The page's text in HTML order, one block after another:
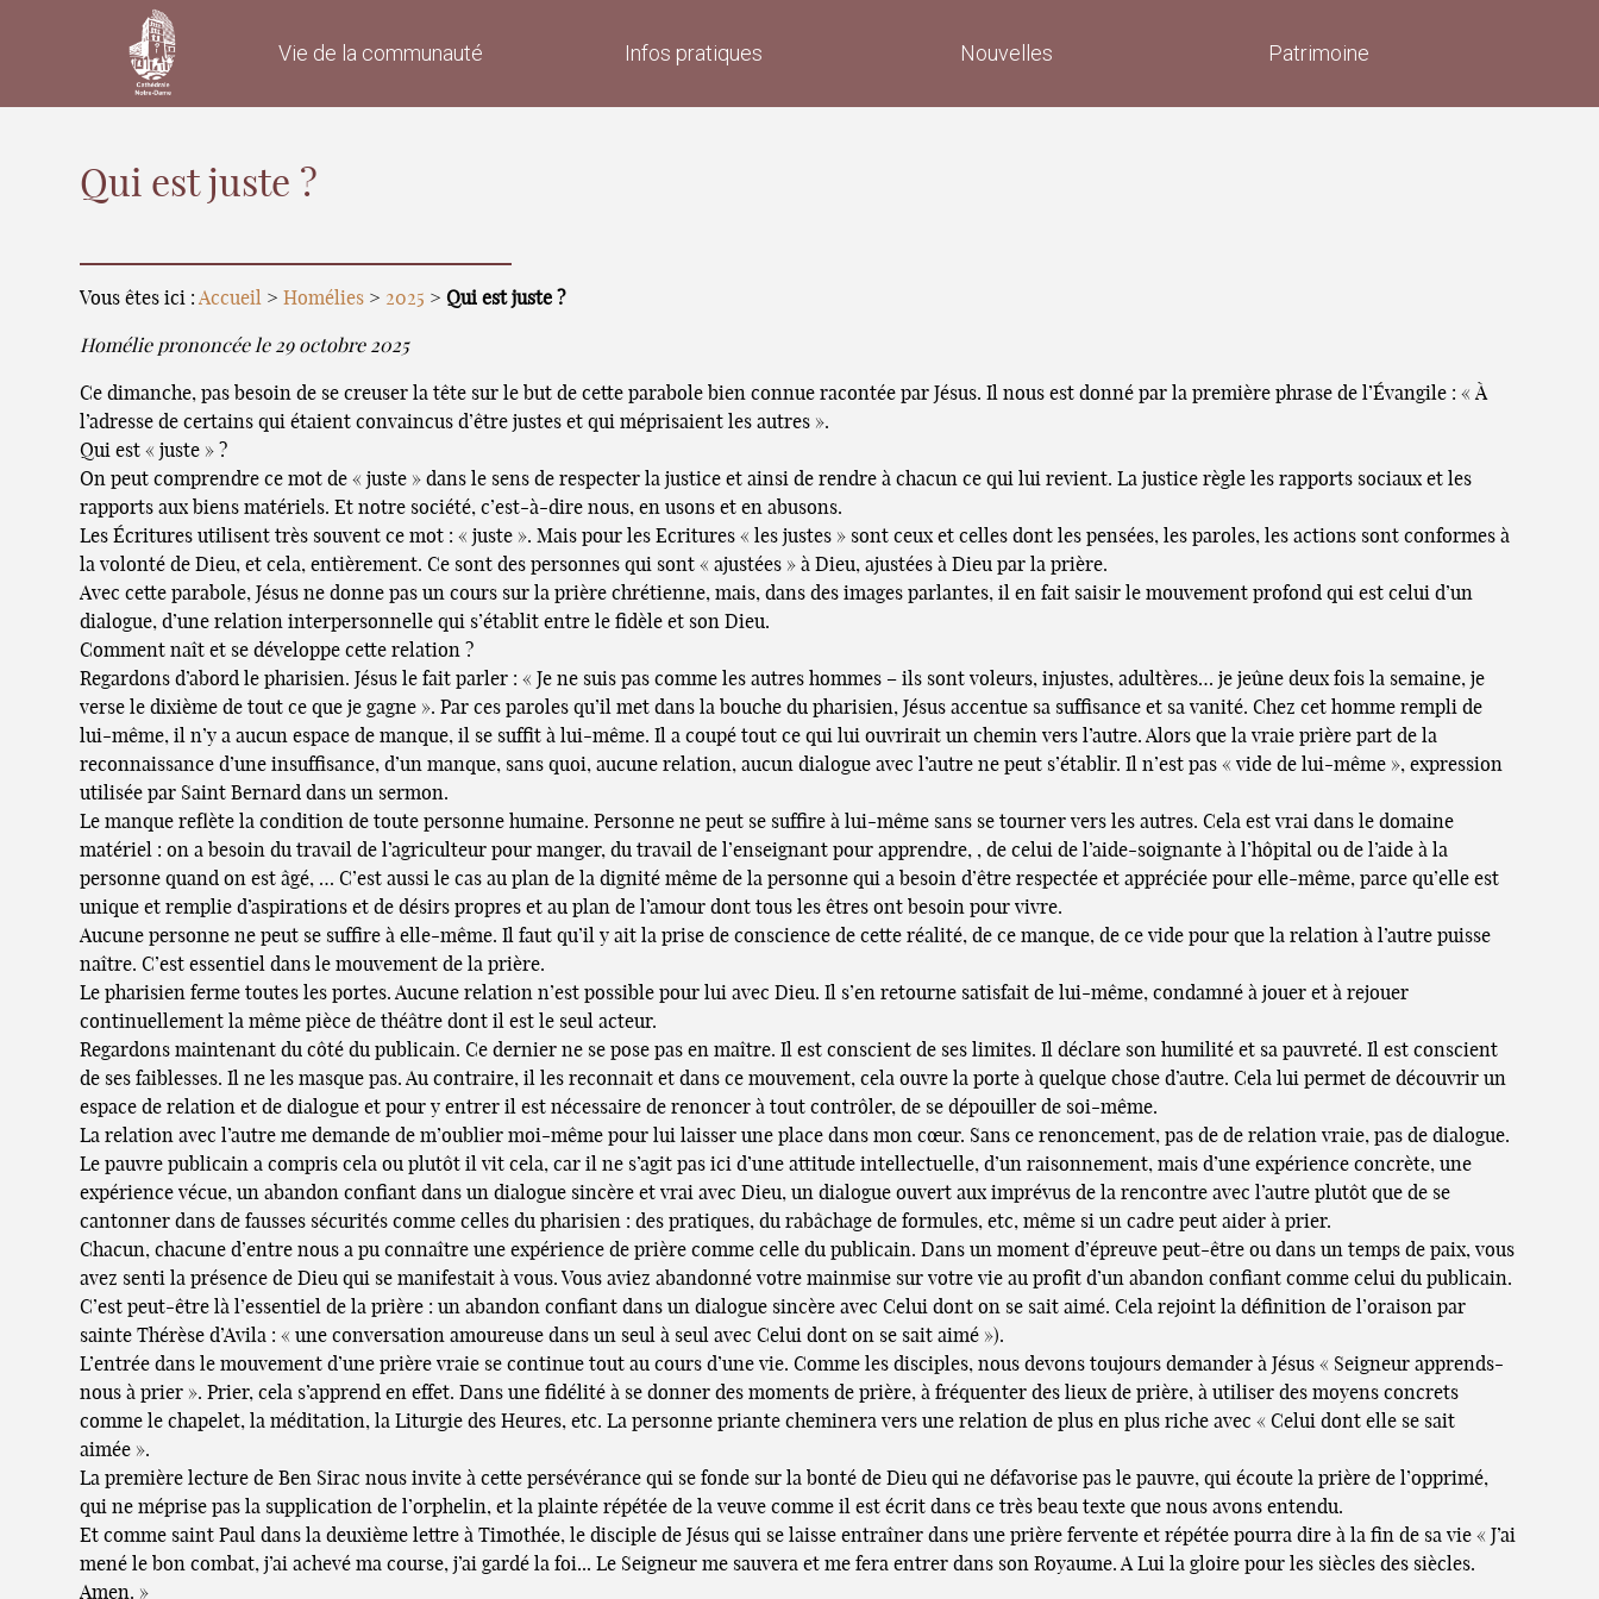
Vie de la communauté Infos pratiques Nouvelles Patrimoine
Qui est juste ?
Vous êtes ici :Accueil > Homélies > 2025 >Qui est juste ?
Homélie prononcée le 29 octobre 2025
Ce dimanche, pas besoin de se creuser la tête sur le but de cette parabole bien connue racontée par Jésus. Il nous est donné par la première phrase de l’Évangile : « À
l’adresse de certains qui étaient convaincus d’être justes et qui méprisaient les autres ».
Qui est « juste » ?
On peut comprendre ce mot de « juste » dans le sens de respecter la justice et ainsi de rendre à chacun ce qui lui revient. La justice règle les rapports sociaux et les
rapports aux biens matériels. Et notre société, c’est-à-dire nous, en usons et en abusons.
Les Écritures utilisent très souvent ce mot : « juste ». Mais pour les Ecritures « les justes » sont ceux et celles dont les pensées, les paroles, les actions sont conformes à
la volonté de Dieu, et cela, entièrement. Ce sont des personnes qui sont « ajustées » à Dieu, ajustées à Dieu par la prière.
Avec cette parabole, Jésus ne donne pas un cours sur la prière chrétienne, mais, dans des images parlantes, il en fait saisir le mouvement profond qui est celui d’un
dialogue, d’une relation interpersonnelle qui s’établit entre le fidèle et son Dieu.
Comment naît et se développe cette relation ?
Regardons d’abord le pharisien. Jésus le fait parler : « Je ne suis pas comme les autres hommes – ils sont voleurs, injustes, adultères… je jeûne deux fois la semaine, je
verse le dixième de tout ce que je gagne ». Par ces paroles qu’il met dans la bouche du pharisien, Jésus accentue sa suffisance et sa vanité. Chez cet homme rempli de
lui-même, il n’y a aucun espace de manque, il se suffit à lui-même. Il a coupé tout ce qui lui ouvrirait un chemin vers l’autre. Alors que la vraie prière part de la
reconnaissance d’une insuffisance, d’un manque, sans quoi, aucune relation, aucun dialogue avec l’autre ne peut s’établir. Il n’est pas « vide de lui-même », expression
utilisée par Saint Bernard dans un sermon.
Le manque reflète la condition de toute personne humaine. Personne ne peut se suffire à lui-même sans se tourner vers les autres. Cela est vrai dans le domaine
matériel : on a besoin du travail de l’agriculteur pour manger, du travail de l’enseignant pour apprendre, , de celui de l’aide-soignante à l’hôpital ou de l’aide à la
personne quand on est âgé, … C’est aussi le cas au plan de la dignité même de la personne qui a besoin d’être respectée et appréciée pour elle-même, parce qu’elle est
unique et remplie d’aspirations et de désirs propres et au plan de l’amour dont tous les êtres ont besoin pour vivre.
Aucune personne ne peut se suffire à elle-même. Il faut qu’il y ait la prise de conscience de cette réalité, de ce manque, de ce vide pour que la relation à l’autre puisse
naître. C’est essentiel dans le mouvement de la prière.
Le pharisien ferme toutes les portes. Aucune relation n’est possible pour lui avec Dieu. Il s’en retourne satisfait de lui-même, condamné à jouer et à rejouer
continuellement la même pièce de théâtre dont il est le seul acteur.
Regardons maintenant du côté du publicain. Ce dernier ne se pose pas en maître. Il est conscient de ses limites. Il déclare son humilité et sa pauvreté. Il est conscient
de ses faiblesses. Il ne les masque pas. Au contraire, il les reconnait et dans ce mouvement, cela ouvre la porte à quelque chose d’autre. Cela lui permet de découvrir un
espace de relation et de dialogue et pour y entrer il est nécessaire de renoncer à tout contrôler, de se dépouiller de soi-même.
La relation avec l’autre me demande de m’oublier moi-même pour lui laisser une place dans mon cœur. Sans ce renoncement, pas de de relation vraie, pas de dialogue.
Le pauvre publicain a compris cela ou plutôt il vit cela, car il ne s’agit pas ici d’une attitude intellectuelle, d’un raisonnement, mais d’une expérience concrète, une
expérience vécue, un abandon confiant dans un dialogue sincère et vrai avec Dieu, un dialogue ouvert aux imprévus de la rencontre avec l’autre plutôt que de se
cantonner dans de fausses sécurités comme celles du pharisien : des pratiques, du rabâchage de formules, etc, même si un cadre peut aider à prier.
Chacun, chacune d’entre nous a pu connaître une expérience de prière comme celle du publicain. Dans un moment d’épreuve peut-être ou dans un temps de paix, vous
avez senti la présence de Dieu qui se manifestait à vous. Vous aviez abandonné votre mainmise sur votre vie au profit d’un abandon confiant comme celui du publicain.
C’est peut-être là l’essentiel de la prière : un abandon confiant dans un dialogue sincère avec Celui dont on se sait aimé. Cela rejoint la définition de l’oraison par
sainte Thérèse d’Avila : « une conversation amoureuse dans un seul à seul avec Celui dont on se sait aimé »).
L’entrée dans le mouvement d’une prière vraie se continue tout au cours d’une vie. Comme les disciples, nous devons toujours demander à Jésus « Seigneur apprends-
nous à prier ». Prier, cela s’apprend en effet. Dans une fidélité à se donner des moments de prière, à fréquenter des lieux de prière, à utiliser des moyens concrets
comme le chapelet, la méditation, la Liturgie des Heures, etc. La personne priante cheminera vers une relation de plus en plus riche avec « Celui dont elle se sait
aimée ».
La première lecture de Ben Sirac nous invite à cette persévérance qui se fonde sur la bonté de Dieu qui ne défavorise pas le pauvre, qui écoute la prière de l’opprimé,
qui ne méprise pas la supplication de l’orphelin, et la plainte répétée de la veuve comme il est écrit dans ce très beau texte que nous avons entendu.
Et comme saint Paul dans la deuxième lettre à Timothée, le disciple de Jésus qui se laisse entraîner dans une prière fervente et répétée pourra dire à la fin de sa vie « J’ai
mené le bon combat, j’ai achevé ma course, j’ai gardé la foi... Le Seigneur me sauvera et me fera entrer dans son Royaume. A Lui la gloire pour les siècles des siècles.
Amen. »